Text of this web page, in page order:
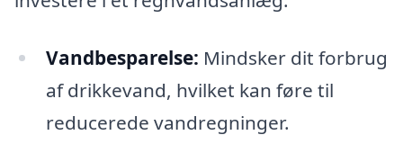
Vandbesparelse: Mindsker dit forbrug
af drikkevand, hvilket kan føre til
reducerede vandregninger.